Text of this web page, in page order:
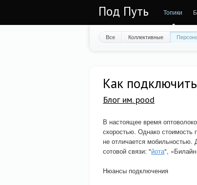
Под Путь Топики
Все Коллективные
Как
Блог им. pood
В настоящее время
скоростью. Однако стоимость
не отличается
сотовой связи: "йота",
Нюансы подключения